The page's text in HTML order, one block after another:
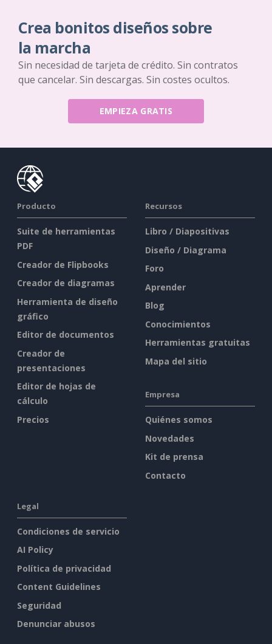
Crea bonitos diseños sobre
la marcha
Sin necesidad de tarjeta de crédito. Sin contratos
que cancelar. Sin descargas. Sin costes ocultos.
EMPIEZA GRATIS
Producto
Suite de herramientas
PDF
Creador de Flipbooks
Creador de diagramas
Herramienta de diseño
gráfico
Editor de documentos
Creador de
presentaciones
Editor de hojas de
cálculo
Precios
Recursos
Libro / Diapositivas
Diseño / Diagrama
Foro
Aprender
Blog
Conocimientos
Herramientas gratuitas
Mapa del sitio
Empresa
Quiénes somos
Novedades
Kit de prensa
Contacto
Legal
Condiciones de servicio
AI Policy
Política de privacidad
Content Guidelines
Seguridad
Denunciar abusos